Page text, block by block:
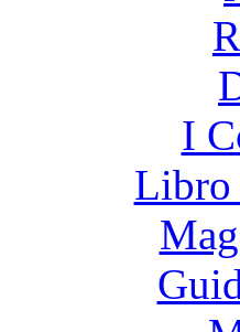
I
Libro